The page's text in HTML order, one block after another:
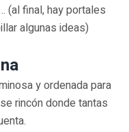
(al final, hay portales
algunas ideas)
y ordenada para
rincón donde tantas